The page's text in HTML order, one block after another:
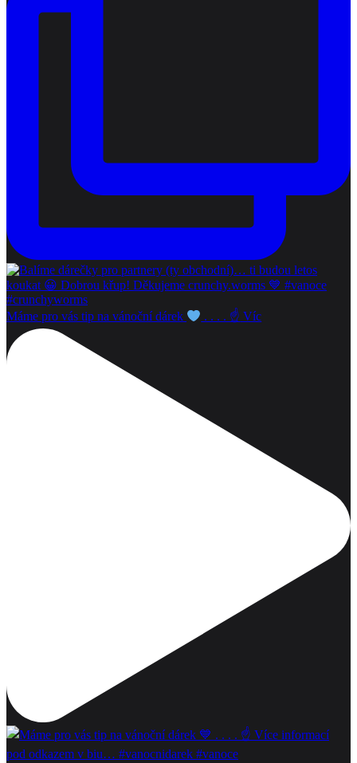
Máme pro vás tip na vánoční dárek . . . . ☝ Víc